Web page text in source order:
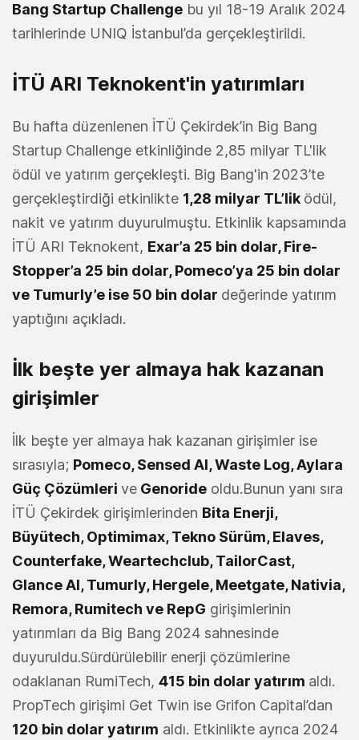
Bang Startup Challenge bu yıl 18-19 Aralık 2024
tarihlerinde UNIQ İstanbul’da gerçekleştirildi.
İTÜ ARI Teknokent'in yatırımları
Bu hafta düzenlenen İTÜ Çekirdek’in Big Bang
Startup Challenge etkinliğinde 2,85 milyar TL'lik
ödül ve yatırım gerçekleşti. Big Bang'in 2023’te
gerçekleştirdiği etkinlikte 1,28 milyar TL’lik ödül,
nakit ve yatırım duyurulmuştu. Etkinlik kapsamında
İTÜ ARI Teknokent, Exar’a 25 bin dolar, Fire-
Stopper’a 25 bin dolar, Pomeco’ya 25 bin dolar
ve Tumurly’e ise 50 bin dolar değerinde yatırım
yaptığını açıkladı.
İlk beşte yer almaya hak kazanan
girişimler
İlk beşte yer almaya hak kazanan girişimler ise
sırasıyla; Pomeco, Sensed AI, Waste Log, Aylara
Güç Çözümleri ve Genoride oldu.Bunun yanı sıra
İTÜ Çekirdek girişimlerinden Bita Enerji,
Büyütech, Optimimax,Tekno Sürüm, Elaves,
Counterfake, Weartechclub, TailorCast,
Glance AI, Tumurly, Hergele, Meetgate, Nativia,
Remora, Rumitech ve RepG girişimlerinin
yatırımları da Big Bang 2024 sahnesinde
duyuruldu.Sürdürülebilir enerji çözümlerine
odaklanan RumiTech, 415 bin dolar yatırım aldı.
PropTech girişimi Get Twin ise Grifon Capital’dan
120 bin dolar yatırım aldı. Etkinlikte ayrıca 2024